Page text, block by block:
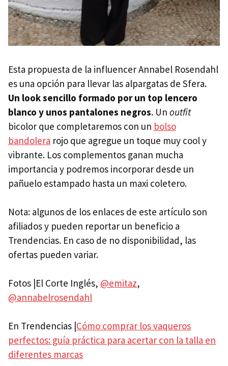
Esta propuesta de la influencer Annabel Rosendahl
es una opción para llevar las alpargatas de Sfera.
Un look sencillo formado por un top lencero
blanco y unos pantalones negros. Un outfit
bicolor que completaremos con un bolso
bandolera rojo que agregue un toque muy cool y
vibrante. Los complementos ganan mucha
importancia y podremos incorporar desde un
pañuelo estampado hasta un maxi coletero.
Nota: algunos de los enlaces de este artículo son
afiliados y pueden reportar un beneficio a
Trendencias. En caso de no disponibilidad, las
ofertas pueden variar.
Fotos |El Corte Inglés, @emitaz,
@annabelrosendahl
En Trendencias |Cómo comprar los vaqueros
perfectos: guía práctica para acertar con la talla en
diferentes marcas